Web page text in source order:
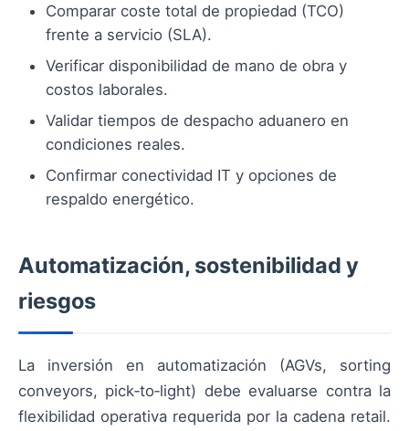
Comparar coste total de propiedad (TCO)
frente a servicio (SLA).
Verificar disponibilidad de mano de obra y
costos laborales.
Validar tiempos de despacho aduanero en
condiciones reales.
Confirmar conectividad IT y opciones de
respaldo energético.
Automatización, sostenibilidad y
riesgos
La inversión en automatización (AGVs, sorting
conveyors, pick‑to‑light) debe evaluarse contra la
flexibilidad operativa requerida por la cadena retail.